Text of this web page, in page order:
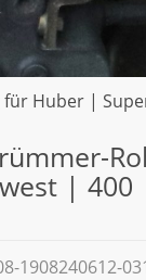
Huber |
| 400
1908240612-